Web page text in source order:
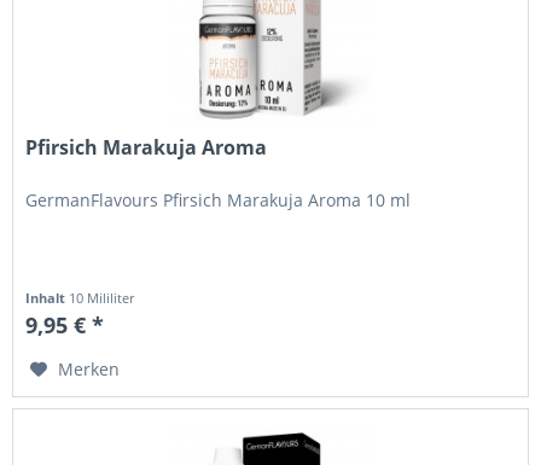
Pfirsich Marakuja Aroma
GermanFlavours Pfirsich Marakuja Aroma 10 ml
Inhalt 10 Mililiter
9,95 € *
Merken